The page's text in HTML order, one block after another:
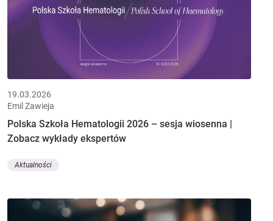
19.03.2026
Emil Zawieja
Polska Szkoła Hematologii 2026 – sesja wiosenna |
Zobacz wykłady ekspertów
Aktualności